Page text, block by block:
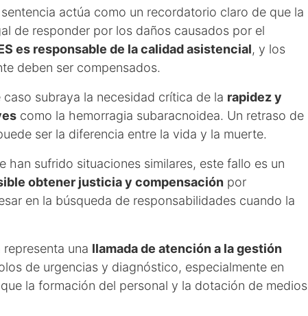
actúa como un recordatorio claro de que la
de responder por los daños causados por el
es responsable de la calidad asistencial, y los
deben ser compensados.
caso subraya la necesidad crítica de la rapidez y
como la hemorragia subaracnoidea. Un retraso de
ser la diferencia entre la vida y la muerte.
han sufrido situaciones similares, este fallo es un
obtener justicia y compensación por
en la búsqueda de responsabilidades cuando la
una llamada de atención a la gestión
de urgencias y diagnóstico, especialmente en
la formación del personal y la dotación de medios